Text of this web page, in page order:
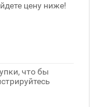
цену ниже!
что бы